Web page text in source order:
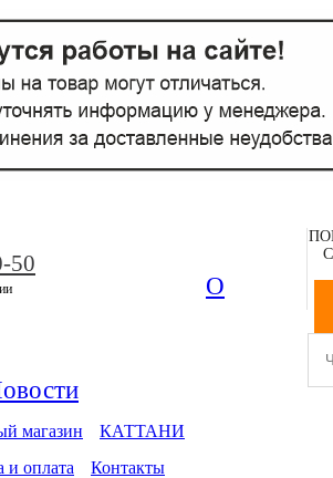
50
О
магазин
КАТТАНИ
и оплата Контакты